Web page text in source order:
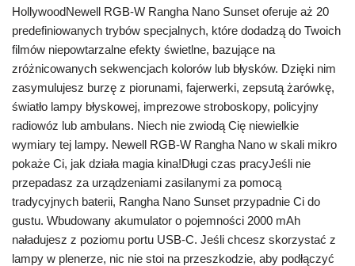
HollywoodNewell RGB-W Rangha Nano Sunset oferuje aż 20
predefiniowanych trybów specjalnych, które dodadzą do Twoich
filmów niepowtarzalne efekty świetlne, bazujące na
zróżnicowanych sekwencjach kolorów lub błysków. Dzięki nim
zasymulujesz burzę z piorunami, fajerwerki, zepsutą żarówkę,
światło lampy błyskowej, imprezowe stroboskopy, policyjny
radiowóz lub ambulans. Niech nie zwiodą Cię niewielkie
wymiary tej lampy. Newell RGB-W Rangha Nano w skali mikro
pokaże Ci, jak działa magia kina!Długi czas pracyJeśli nie
przepadasz za urządzeniami zasilanymi za pomocą
tradycyjnych baterii, Rangha Nano Sunset przypadnie Ci do
gustu. Wbudowany akumulator o pojemności 2000 mAh
naładujesz z poziomu portu USB-C. Jeśli chcesz skorzystać z
lampy w plenerze, nic nie stoi na przeszkodzie, aby podłączyć